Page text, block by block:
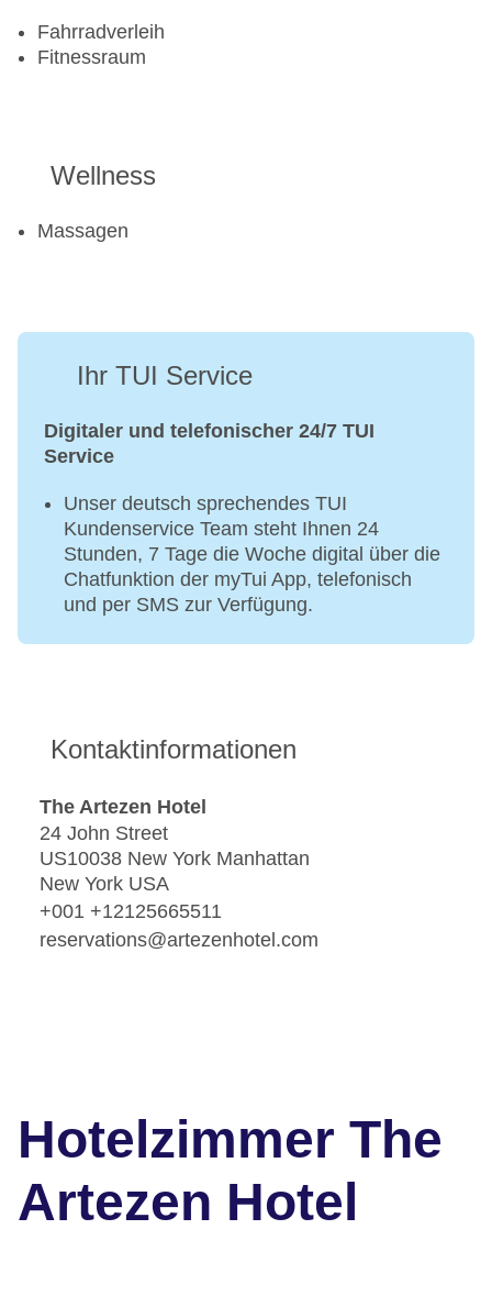
Fahrradverleih
Fitnessraum
Wellness
Massagen
Ihr TUI Service
Digitaler und telefonischer 24/7 TUI
Service
Unser deutsch sprechendes TUI
Kundenservice Team steht Ihnen 24
Stunden, 7 Tage die Woche digital über die
Chatfunktion der myTui App, telefonisch
und per SMS zur Verfügung.
Kontaktinformationen
The Artezen Hotel
24 John Street
US10038 New York Manhattan
New York USA
+001 +12125665511
reservations@artezenhotel.com
Hotelzimmer The
Artezen Hotel